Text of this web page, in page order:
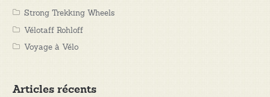
Strong Trekking Wheels
Vélotaff Rohloff
Voyage à Vélo
Articles récents